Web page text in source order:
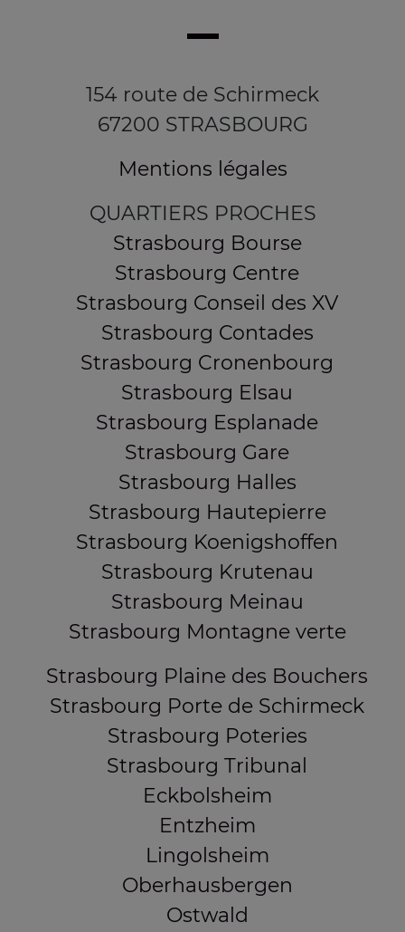
154 route de Schirmeck
67200 STRASBOURG
Mentions légales
QUARTIERS PROCHES
Strasbourg Bourse
Strasbourg Centre
Strasbourg Conseil des XV
Strasbourg Contades
Strasbourg Cronenbourg
Strasbourg Elsau
Strasbourg Esplanade
Strasbourg Gare
Strasbourg Halles
Strasbourg Hautepierre
Strasbourg Koenigshoffen
Strasbourg Krutenau
Strasbourg Meinau
Strasbourg Montagne verte
Strasbourg Plaine des Bouchers
Strasbourg Porte de Schirmeck
Strasbourg Poteries
Strasbourg Tribunal
Eckbolsheim
Entzheim
Lingolsheim
Oberhausbergen
Ostwald